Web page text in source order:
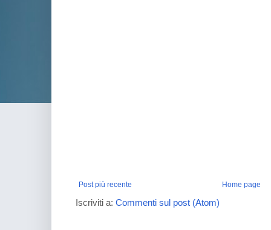
Post più recente Home page
Iscriviti a: Commenti sul post (Atom)